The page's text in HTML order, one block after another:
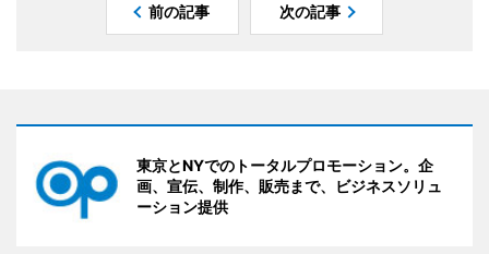
前の記事 次の記事
東京とNYでのトータルプロモーション。企
画、宣伝、制作、販売まで、ビジネスソリュ
ーション提供